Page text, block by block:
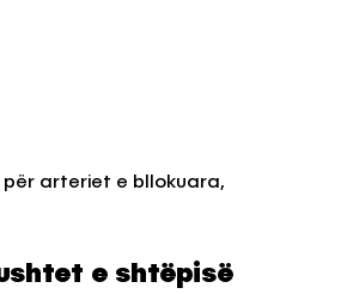
për arteriet e bllokuara,
e shtëpisë